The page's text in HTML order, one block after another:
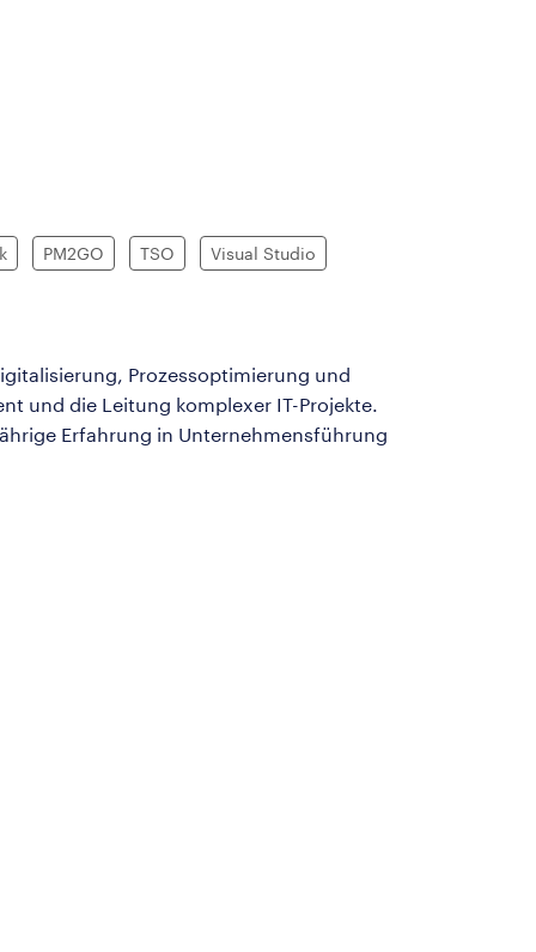
PM2GO TSO Visual Studio
Prozessoptimierung und
und die Leitung komplexer IT-Projekte.
Erfahrung in Unternehmensführung